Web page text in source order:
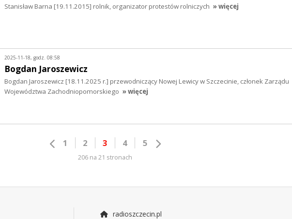
Stanisław Barna [19.11.2015] rolnik, organizator protestów rolniczych » więcej
2025-11-18, godz. 08:58
Bogdan Jaroszewicz
Bogdan Jaroszewicz [18.11.2025 r.] przewodniczący Nowej Lewicy w Szczecinie, członek Zarządu
Województwa Zachodniopomorskiego » więcej
1 2 3 4 5
206 na 21 stronach
radioszczecin.pl